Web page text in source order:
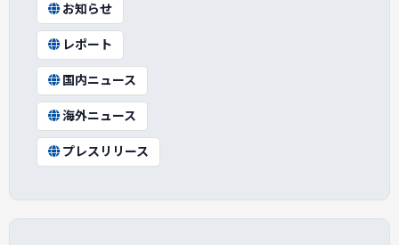
お知らせ
レポート
国内ニュース
海外ニュース
プレスリリース